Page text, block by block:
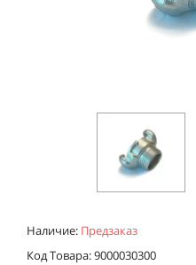
Наличие: Предзаказ
Код Товара: 9000030300